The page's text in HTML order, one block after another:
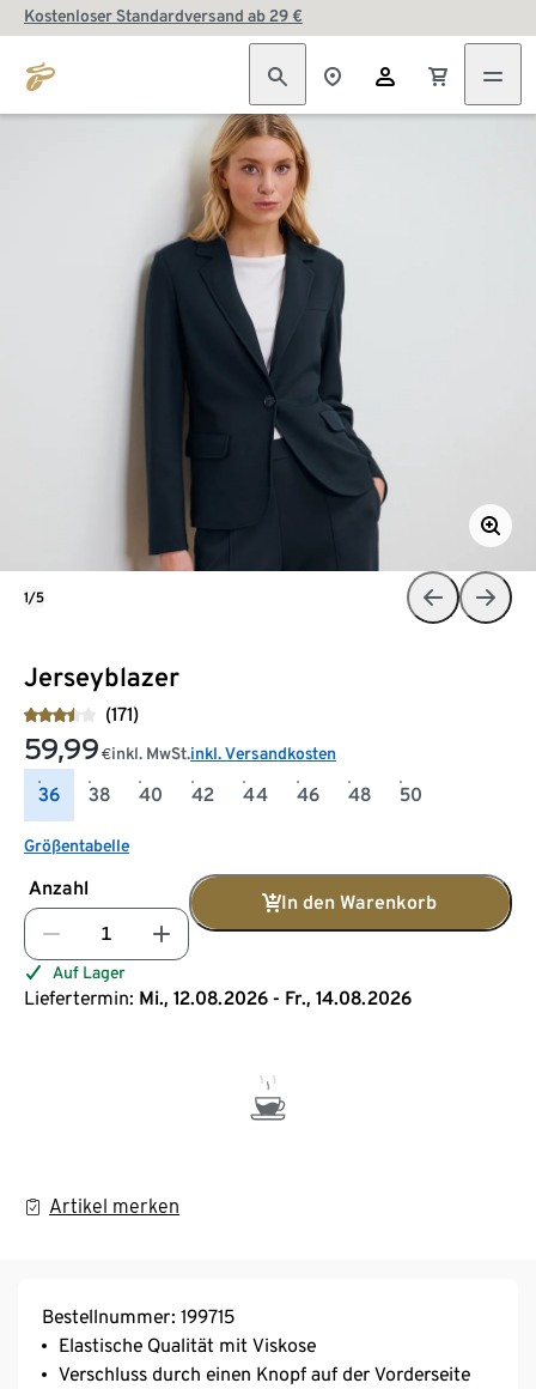
Kostenloser Standardversand ab 29 €
Jerseyblazer
(171)
59,99 €inkl. MwSt.inkl. Versandkosten
36 38 40 42 44 46 48 50
Größentabelle
Anzahl
In den Warenkorb
Auf Lager
Liefertermin: Mi., 12.08.2026 - Fr., 14.08.2026
Artikel merken
1/5
Bestellnummer: 199715
Elastische Qualität mit Viskose
Verschluss durch einen Knopf auf der Vorderseite